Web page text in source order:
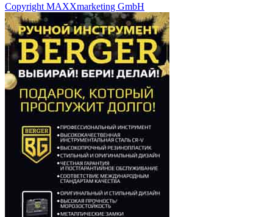
Copyright MAXXmarketing GmbH